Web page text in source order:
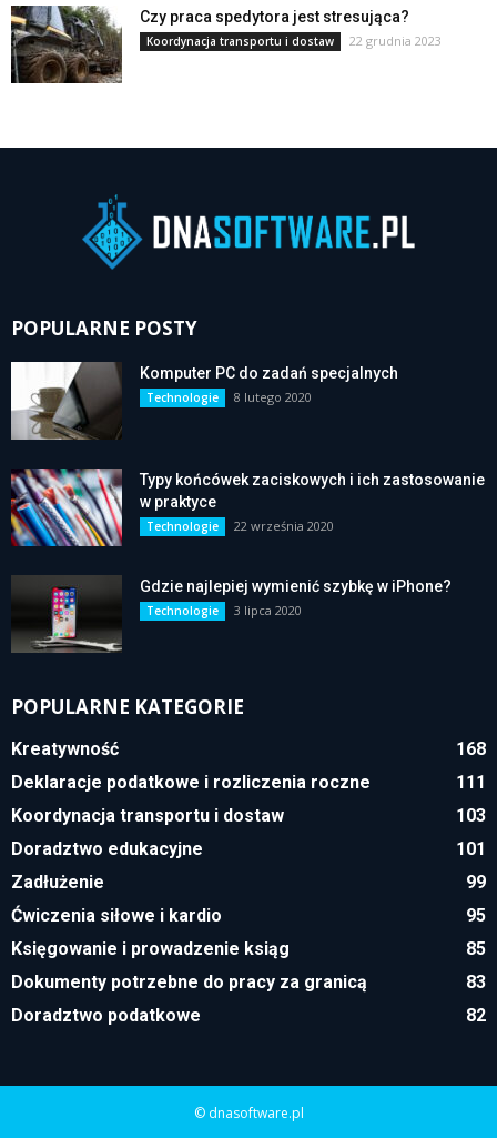
Czy praca spedytora jest stresująca?
Koordynacja transportu i dostaw 22 grudnia 2023
POPULARNE POSTY
Komputer PC do zadań specjalnych
Technologie 8 lutego 2020
Typy końcówek zaciskowych i ich zastosowanie
w praktyce
Technologie 22 września 2020
Gdzie najlepiej wymienić szybkę w iPhone?
Technologie 3 lipca 2020
POPULARNE KATEGORIE
Kreatywność
168
Deklaracje podatkowe i rozliczenia roczne
111
Koordynacja transportu i dostaw
103
Doradztwo edukacyjne
101
Zadłużenie
99
Ćwiczenia siłowe i kardio
95
Księgowanie i prowadzenie ksiąg
85
Dokumenty potrzebne do pracy za granicą
83
Doradztwo podatkowe
82
© dnasoftware.pl